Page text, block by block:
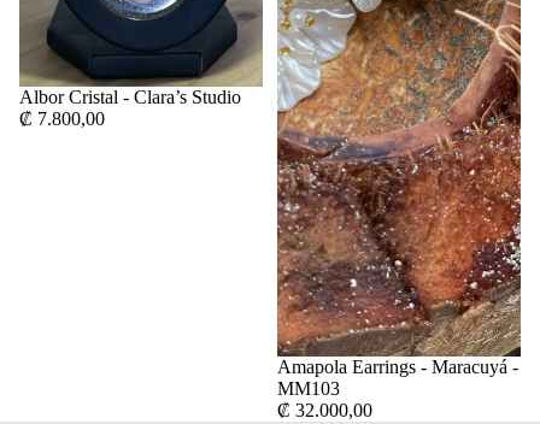
Albor Cristal - Clara’s Studio
₡ 7.800,00
Agotado
Amapola Earrings - Maracuyá -
MM103
₡ 32.000,00